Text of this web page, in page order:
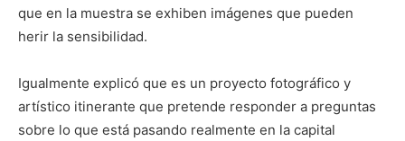
que en la muestra se exhiben imágenes que pueden
herir la sensibilidad.
Igualmente explicó que es un proyecto fotográfico y
artístico itinerante que pretende responder a preguntas
sobre lo que está pasando realmente en la capital